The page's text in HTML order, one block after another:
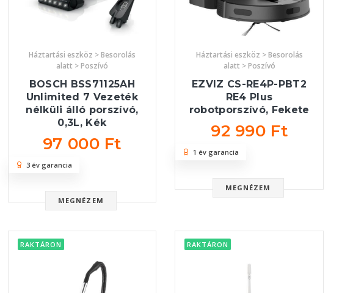
Háztartási eszköz > Besorolás
alatt > Poszívó
BOSCH BSS71125AH
Unlimited 7 Vezeték
nélküli álló porszívó,
0,3L, Kék
97 000 Ft
MEGNÉZEM
3 év garancia
Háztartási eszköz > Besorolás
alatt > Poszívó
EZVIZ CS-RE4P-PBT2
RE4 Plus
robotporszívó, Fekete
92 990 Ft
MEGNÉZEM
1 év garancia
RAKTÁRON RAKTÁRON